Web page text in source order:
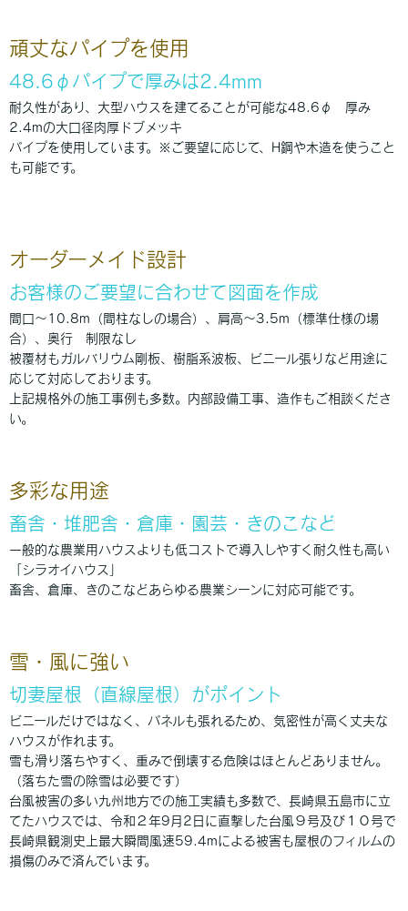
頑丈なパイプを使用
48.6φパイプで厚みは2.4mm
耐久性があり、大型ハウスを建てることが可能な48.6φ 厚み
2.4mの大口径肉厚ドブメッキ
パイプを使用しています。※ご要望に応じて、H鋼や木造を使うこと
も可能です。
オーダーメイド設計
お客様のご要望に合わせて図面を作成
間口〜10.8m（間柱なしの場合）、肩高〜3.5m（標準仕様の場
合）、奥行 制限なし
被覆材もガルバリウム剛板、樹脂系波板、ビニール張りなど用途に
応じて対応しております。
上記規格外の施工事例も多数。内部設備工事、造作もご相談くださ
い。
多彩な用途
畜舎・堆肥舎・倉庫・園芸・きのこなど
一般的な農業用ハウスよりも低コストで導入しやすく耐久性も高い
「シラオイハウス」
畜舎、倉庫、きのこなどあらゆる農業シーンに対応可能です。
雪・風に強い
切妻屋根（直線屋根）がポイント
ビニールだけではなく、パネルも張れるため、気密性が高く丈夫な
ハウスが作れます。
雪も滑り落ちやすく、重みで倒壊する危険はほとんどありません。
（落ちた雪の除雪は必要です）
台風被害の多い九州地方での施工実績も多数で、長崎県五島市に立
てたハウスでは、令和２年9月2日に直撃した台風９号及び１０号で
長崎県観測史上最大瞬間風速59.4mによる被害も屋根のフィルムの
損傷のみで済んでいます。